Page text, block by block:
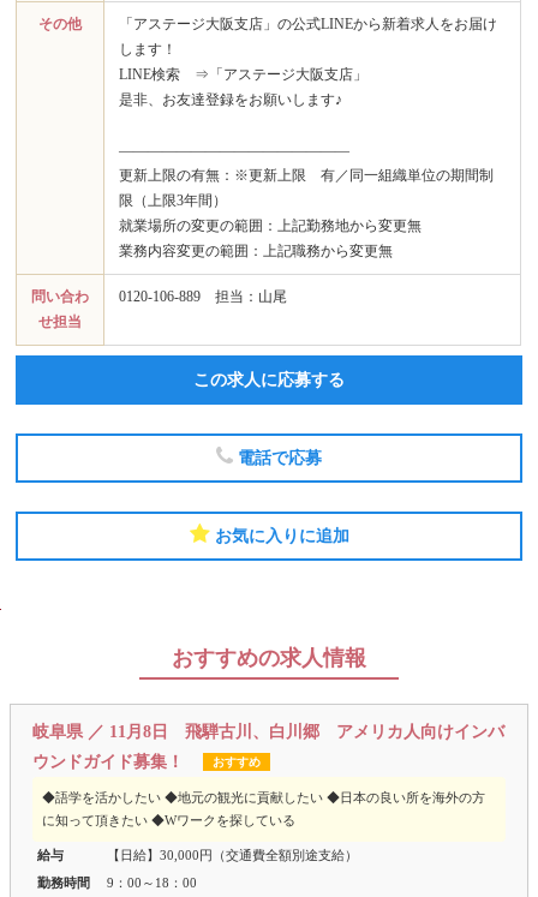
その他
「アステージ大阪支店」の公式LINEから新着求人をお届け
します！
LINE検索 ⇒「アステージ大阪支店」
是非、お友達登録をお願いします♪
――――――――――――――――
更新上限の有無：※更新上限 有／同一組織単位の期間制
限（上限3年間）
就業場所の変更の範囲：上記勤務地から変更無
業務内容変更の範囲：上記職務から変更無
問い合わ
せ担当
0120-106-889 担当：山尾
この求人に応募する
電話で応募
お気に入りに追加
おすすめの求人情報
岐阜県 ／ 11月8日 飛騨古川、白川郷 アメリカ人向けインバ
ウンドガイド募集！
おすすめ
◆語学を活かしたい ◆地元の観光に貢献したい ◆日本の良い所を海外の方
に知って頂きたい ◆Wワークを探している
給与
【日給】30,000円（交通費全額別途支給）
勤務時間
9：00～18：00